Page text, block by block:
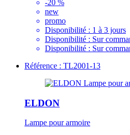
-20 %
new
promo
Disponibilité : 1 à 3 jours
Disponibilité : Sur
Disponibilité : Sur
Référence : TL2001-13
ELDON
Lampe pour armoire